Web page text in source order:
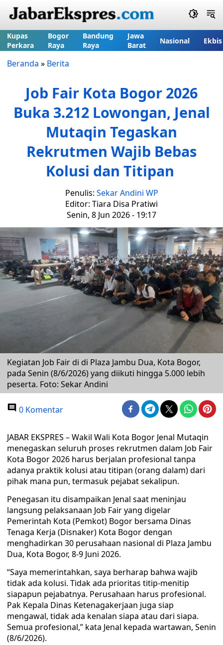
Kupas
Perkara
Bogor
Raya
Bandung
Raya
Jawa
Barat
Nasional Ekbis
Beranda » Berita
Job Fair Kota Bogor 2026
Buka 3.212 Lowongan, Jenal
Mutaqin Tegaskan
Rekrutmen Wajib Bebas
Kolusi dan Titipan
Penulis: Sekar Andini WP
Editor: Tiara Disa Pratiwi
Senin, 8 Jun 2026 - 19:17
Kegiatan Job Fair di di Plaza Jambu Dua, Kota Bogor,
pada Senin (8/6/2026) yang diikuti hingga 5.000 lebih
peserta. Foto: Sekar Andini
0 Komentar
JABAR EKSPRES – Wakil Wali Kota Bogor Jenal Mutaqin
menegaskan seluruh proses rekrutmen dalam Job Fair
Kota Bogor 2026 harus berjalan profesional tanpa
adanya praktik kolusi atau titipan (orang dalam) dari
pihak mana pun, termasuk pejabat sekalipun.
Penegasan itu disampaikan Jenal saat meninjau
langsung pelaksanaan Job Fair yang digelar
Pemerintah Kota (Pemkot) Bogor bersama Dinas
Tenaga Kerja (Disnaker) Kota Bogor dengan
menghadirkan 30 perusahaan nasional di Plaza Jambu
Dua, Kota Bogor, 8-9 Juni 2026.
“Saya memerintahkan, saya berharap bahwa wajib
tidak ada kolusi. Tidak ada prioritas titip-menitip
siapapun pejabatnya. Perusahaan harus profesional.
Pak Kepala Dinas Ketenagakerjaan juga siap
mengawal, tidak ada kenalan siapa atau dari siapa.
Semua profesional,” kata Jenal kepada wartawan, Senin
(8/6/2026).